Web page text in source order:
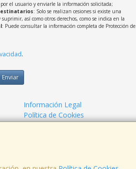
el usuario y enviarle la información solicitada;
: Solo se realizan cesiones si existe una
suprimir, así como otros derechos, como se indica en la
: Puede consultar la información completa de Protección de
.
Enviar
Información Legal
Política de Cookies
Formas de Pago